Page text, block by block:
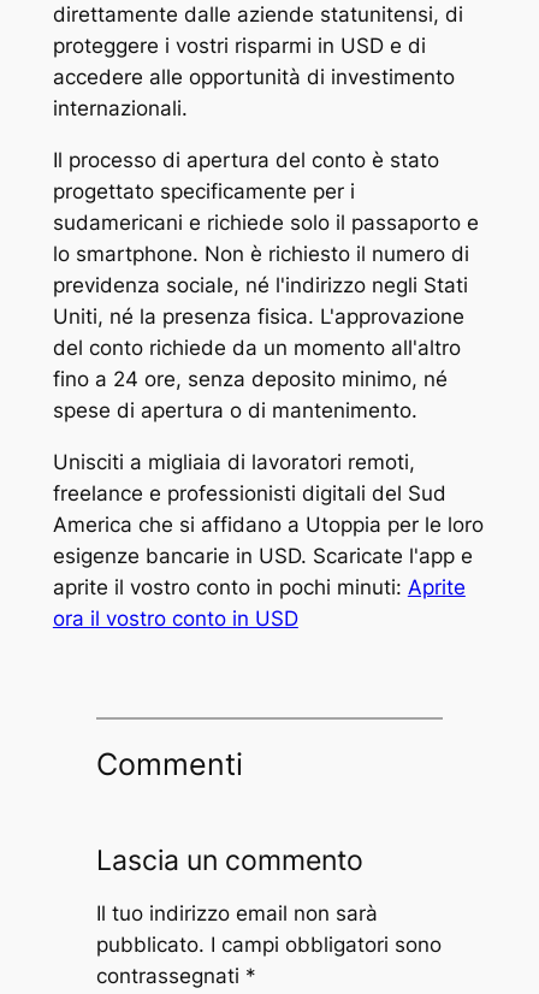
direttamente dalle aziende statunitensi, di
proteggere i vostri risparmi in USD e di
accedere alle opportunità di investimento
internazionali.
Il processo di apertura del conto è stato
progettato specificamente per i
sudamericani e richiede solo il passaporto e
lo smartphone. Non è richiesto il numero di
previdenza sociale, né l'indirizzo negli Stati
Uniti, né la presenza fisica. L'approvazione
del conto richiede da un momento all'altro
fino a 24 ore, senza deposito minimo, né
spese di apertura o di mantenimento.
Unisciti a migliaia di lavoratori remoti,
freelance e professionisti digitali del Sud
America che si affidano a Utoppia per le loro
esigenze bancarie in USD. Scaricate l'app e
aprite il vostro conto in pochi minuti: Aprite
ora il vostro conto in USD
Commenti
Lascia un commento
Il tuo indirizzo email non sarà
pubblicato. I campi obbligatori sono
contrassegnati *